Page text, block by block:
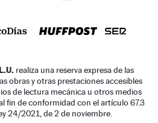
realiza una reserva expresa de las
obras y otras prestaciones accesibles
de lectura mecánica u otros medios
fin de conformidad con el artículo 67.3
24/2021, de 2 de noviembre.